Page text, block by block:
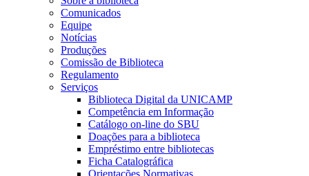
Comunicados
Equipe
Notícias
Produções
Comissão de Biblioteca
Regulamento
Serviços
Biblioteca Digital da UNICAMP
Competência em Informação
Catálogo on-line do SBU
Doações para a biblioteca
Empréstimo entre bibliotecas
Ficha Catalográfica
Orientações Normativas